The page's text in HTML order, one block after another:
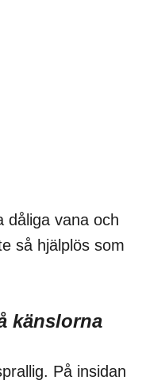
dåliga vana och
så hjälplös som
känslorna
På insidan